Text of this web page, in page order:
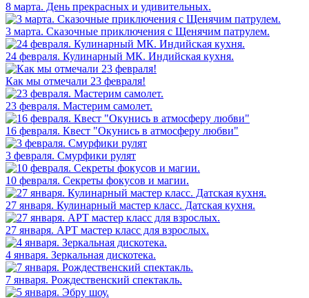
8 марта. День прекрасных и удивительных.
3 марта. Сказочные приключения с Щенячим патрулем.
24 февраля. Кулинарный МК. Индийская кухня.
Как мы отмечали 23 февраля!
23 февраля. Мастерим самолет.
16 февраля. Квест "Окунись в атмосферу любви"
3 февраля. Смурфики рулят
10 февраля. Секреты фокусов и магии.
27 января. Кулинарный мастер класс. Датская кухня.
27 января. АРТ мастер класс для взрослых.
4 января. Зеркальная дискотека.
7 января. Рождественский спектакль.